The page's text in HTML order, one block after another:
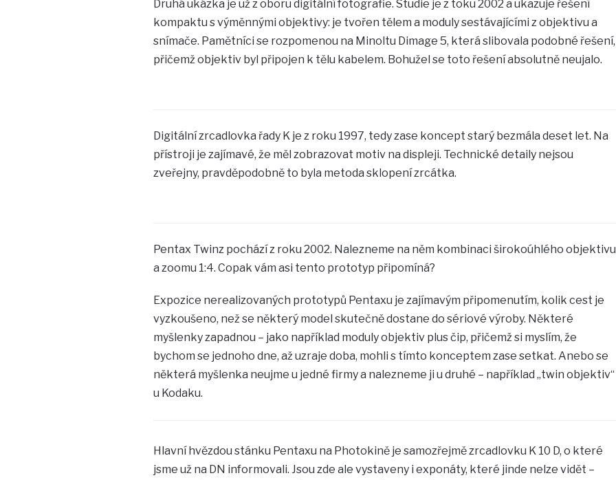
Druhá ukázka je už z oboru digitální fotografie. Studie je z toku 2002 a ukazuje řešení
kompaktu s výměnnými objektivy: je tvořen tělem a moduly sestávajícími z objektivu a
snímače. Pamětníci se rozpomenou na Minoltu Dimage 5, která slibovala podobné řešení,
přičemž objektiv byl připojen k tělu kabelem. Bohužel se toto řešení absolutně neujalo.
Digitální zrcadlovka řady K je z roku 1997, tedy zase koncept starý bezmála deset let. Na
přístroji je zajímavé, že měl zobrazovat motiv na displeji. Technické detaily nejsou
zveřejny, pravděpodobně to byla metoda sklopení zrcátka.
Pentax Twinz pochází z roku 2002. Nalezneme na něm kombinaci širokoúhlého objektivu
a zoomu 1:4. Copak vám asi tento prototyp připomíná?
Expozice nerealizovaných prototypů Pentaxu je zajímavým připomenutím, kolik cest je
vyzkoušeno, než se některý model skutečně dostane do sériové výroby. Některé
myšlenky zapadnou – jako například moduly objektiv plus čip, přičemž si myslím, že
bychom se jednoho dne, až uzraje doba, mohli s tímto konceptem zase setkat. Anebo se
některá myšlenka neujme u jedné firmy a nalezneme ji u druhé – například „twin objektiv“
u Kodaku.
Hlavní hvězdou stánku Pentaxu na Photokině je samozřejmě zrcadlovku K 10 D, o které
jsme už na DN informovali. Jsou zde ale vystaveny i exponáty, které jinde nelze vidět –